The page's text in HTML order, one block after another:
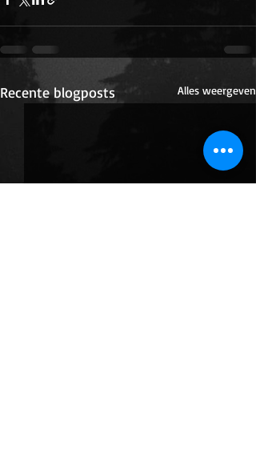
Recente blogposts Alles weergeven